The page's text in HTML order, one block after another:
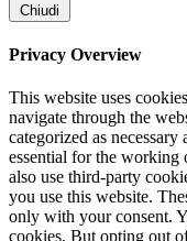
Chiudi
Privacy Overview
This website uses
navigate through the
categorized as
essential for the working
also use third-party
you use this website.
only with your consent.
cookies. But opting out